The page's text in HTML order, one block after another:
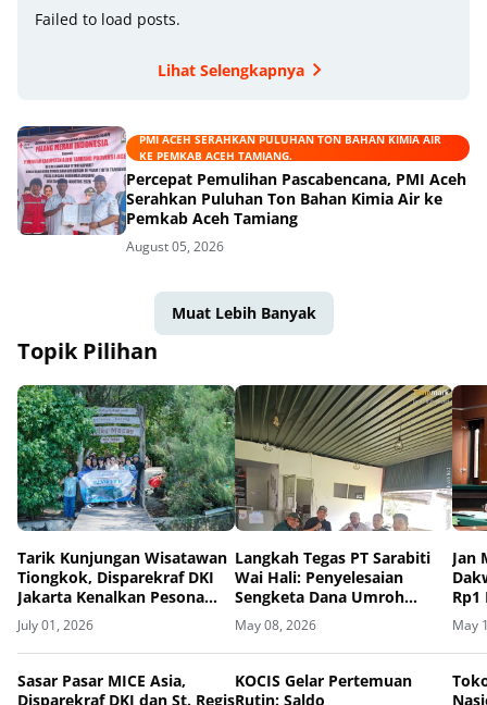
Failed to load posts.
Lihat Selengkapnya
PMI ACEH SERAHKAN PULUHAN TON BAHAN KIMIA AIR
KE PEMKAB ACEH TAMIANG.
Percepat Pemulihan Pascabencana, PMI Aceh
Serahkan Puluhan Ton Bahan Kimia Air ke
Pemkab Aceh Tamiang
August 05, 2026
Muat Lebih Banyak
Topik Pilihan
Tarik Kunjungan Wisatawan
Tiongkok, Disparekraf DKI
Jakarta Kenalkan Pesona
Bahari Kepulauan Seribu
Lewat Familiarization Trip
July 01, 2026
Sasar Pasar MICE Asia,
Disparekraf DKI dan St. Regis
Langkah Tegas PT Sarabiti
Wai Hali: Penyelesaian
Sengketa Dana Umroh
Senilai Rp2,4 Miliar Melalui
Mediasi
May 08, 2026
KOCIS Gelar Pertemuan
Rutin: Saldo
Jan
May